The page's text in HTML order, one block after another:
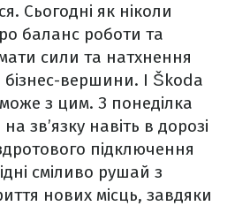
Сьогодні як ніколи
баланс роботи та
сили та натхнення
бізнес-вершини. І Škoda
з цим. З понеділка
зв’язку навіть в дорозі
підключення
сміливо рушай з
нових місць, завдяки